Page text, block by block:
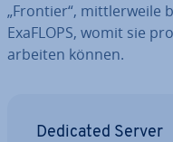
„Frontier“, mitt­ler­wei­le
ExaFLOPS, womit sie
ar­bei­ten können.
Dedicated Server